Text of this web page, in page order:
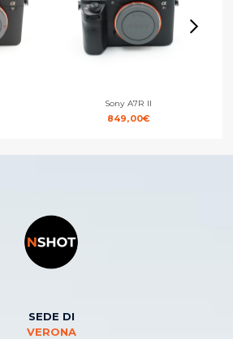
Sony A7R II
849,00€
SEDE DI
VERONA